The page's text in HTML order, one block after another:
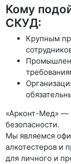
Кому
СКУД:
Крупным
«Арконт-Мед» —
безопасности.
Мы являемся
алкотестеров и
для личного и